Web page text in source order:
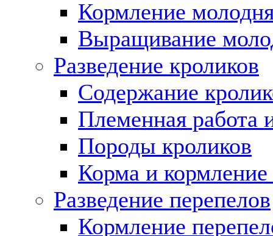
Кормление
Выращивание
Разведение кроликов
Содержание
Племенная работа
Породы кроликов
Корма и кормление
Разведение перепелов
Кормление